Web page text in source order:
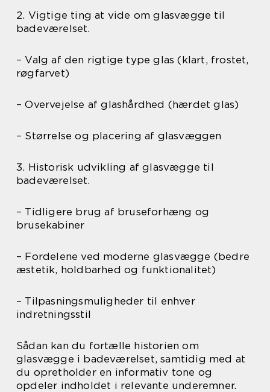
2. Vigtige ting at vide om glasvægge til
badeværelset.
– Valg af den rigtige type glas (klart, frostet,
røgfarvet)
– Overvejelse af glashårdhed (hærdet glas)
– Størrelse og placering af glasvæggen
3. Historisk udvikling af glasvægge til
badeværelset.
– Tidligere brug af bruseforhæng og
brusekabiner
– Fordelene ved moderne glasvægge (bedre
æstetik, holdbarhed og funktionalitet)
– Tilpasningsmuligheder til enhver
indretningsstil
Sådan kan du fortælle historien om
glasvægge i badeværelset, samtidig med at
du opretholder en informativ tone og
opdeler indholdet i relevante underemner.